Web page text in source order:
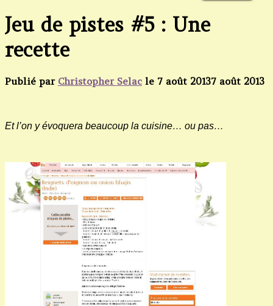
Jeu de pistes #5 : Une
recette
Publié par Christopher Selac le 7 août 20137 août 2013
Et l’on y évoquera beaucoup la cuisine… ou pas…